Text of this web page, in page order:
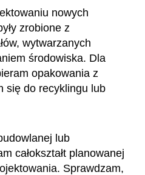
nowych
zrobione z
wytwarzanych
środowiska. Dla
opakowania z
się do recyklingu lub
lub
całokształt planowanej
Sprawdzam,